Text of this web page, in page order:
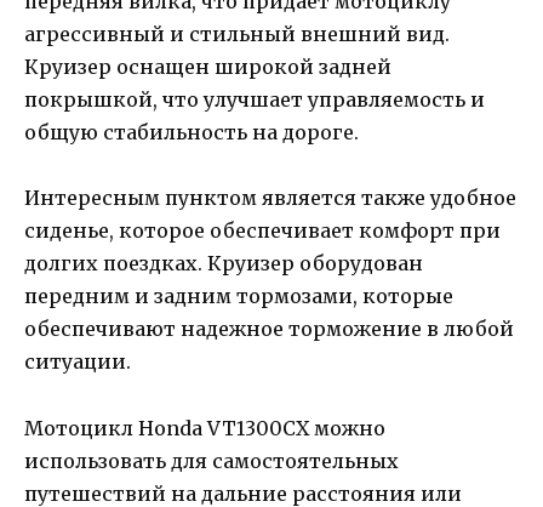
агрессивный и стильный внешний вид.
Круизер оснащен широкой задней
покрышкой, что улучшает управляемость и
общую стабильность на дороге.
Интересным пунктом является также удобное
сиденье, которое обеспечивает комфорт при
долгих поездках. Круизер оборудован
передним и задним тормозами, которые
обеспечивают надежное торможение в любой
ситуации.
Мотоцикл Honda VT1300CX можно
использовать для самостоятельных
путешествий на дальние расстояния или